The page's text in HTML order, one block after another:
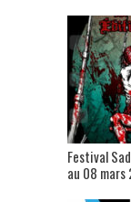
Festival
au 08 mars